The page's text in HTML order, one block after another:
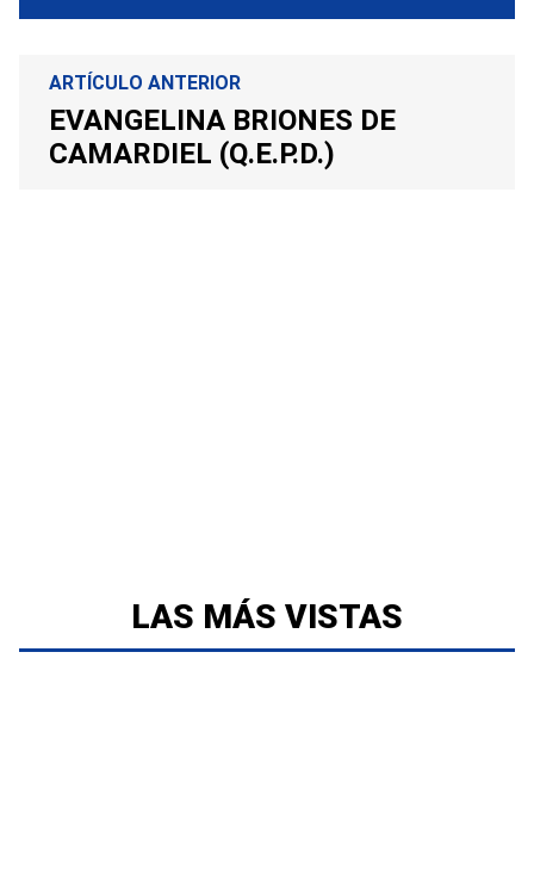
ARTÍCULO ANTERIOR
EVANGELINA BRIONES DE
CAMARDIEL (Q.E.P.D.)
LAS MÁS VISTAS